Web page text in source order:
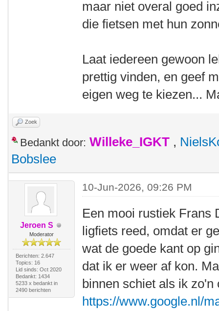
maar niet overal goed
die fietsen met hun
Laat iedereen gewoon
prettig vinden, en geef
eigen weg te kiezen...
Zoek
Bedankt door: Willeke_IGKT ,
Bobslee
Jeroen S
Moderator
Berichten: 2.647
Topics: 16
Lid sinds: Oct 2020
Bedankt: 1434
5233 x bedankt in
2490 berichten
10-Jun-2026, 09:26 PM
Een mooi rustiek Frans
ligfiets reed, omdat er
wat de goede kant op
dat ik er weer af kon.
binnen schiet als ik zo'n
https://www.google.nl/